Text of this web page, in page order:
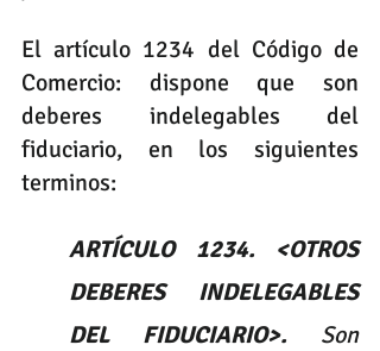
El artículo 1234 del Código de
Comercio: dispone que son
deberes indelegables del
fiduciario, en los siguientes
terminos:
ARTÍCULO 1234. <OTROS
DEBERES INDELEGABLES
DEL FIDUCIARIO>. Son